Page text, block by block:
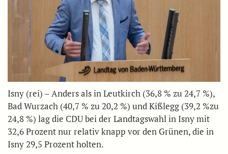
Isny (rei) – Anders als in Leutkirch (36,8 % zu 24,7 %),
Bad Wurzach (40,7 % zu 20,2 %) und Kißlegg (39,2 %zu
24,8 %) lag die CDU bei der Landtagswahl in Isny mit
32,6 Prozent nur relativ knapp vor den Grünen, die in
Isny 29,5 Prozent holten.